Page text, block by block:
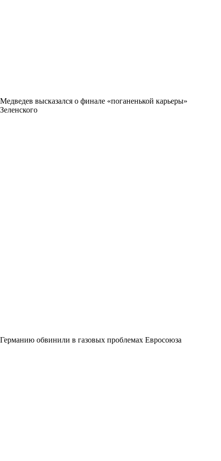
Медведев высказался о финале «поганенькой карьеры»
Зеленского
Германию обвинили в газовых проблемах Евросоюза